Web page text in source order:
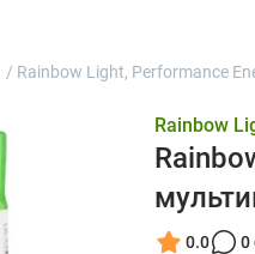
/ Rainbow Light, Performance
Rainbow
0.0 0